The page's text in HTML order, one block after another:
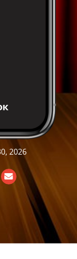
2026